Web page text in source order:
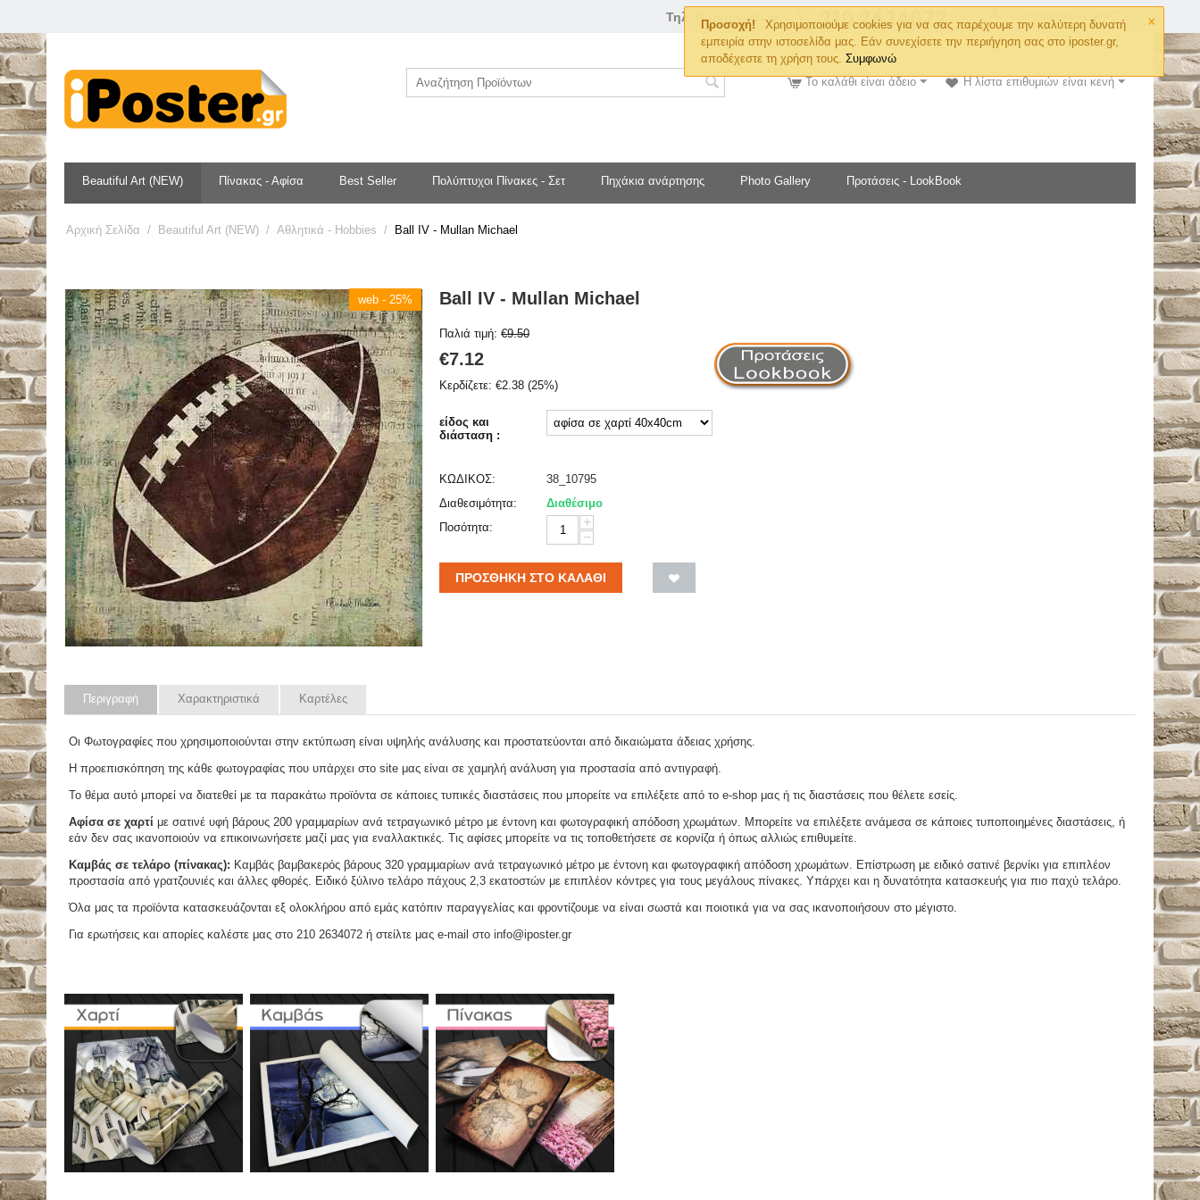
×
Προσοχή!
Χρησιμοποιούμε cookies για να σας παρέχουμε την καλύτερη δυνατή
εμπειρία στην ιστοσελίδα μας. Εάν συνεχίσετε την περιήγηση σας στο iposter.gr,
αποδέχεστε τη χρήση τους.Συμφωνώ
Τηλ. Παραγγελιών
Η λίστα επιθυμιών είναι κενή
Το καλάθι είναι άδειο
Beautiful Art (NEW) Πίνακας - Αφίσα Best Seller Πολύπτυχοι Πίνακες - Σετ Πηχάκια ανάρτησης Photo Gallery Προτάσεις - LookBook
Αρχική Σελίδα / Beautiful Art (NEW) / Αθλητικά - Hobbies / Ball IV - Mullan Michael
web - 25% Ball IV - Mullan Michael
Παλιά τιμή: €9.50
€7.12
Κερδίζετε: €2.38 (25%)
είδος και
διάσταση :
ΚΩΔΙΚΟΣ:
38_10795
Διαθεσιμότητα:
Διαθέσιμο
Ποσότητα:
+
−
ΠΡΟΣΘΉΚΗ ΣΤΟ ΚΑΛΆΘΙ
Περιγραφή Χαρακτηριστικά Καρτέλες
Οι Φωτογραφίες που χρησιμοποιούνται στην εκτύπωση είναι υψηλής ανάλυσης και προστατεύονται από δικαιώματα άδειας χρήσης.
Η προεπισκόπηση της κάθε φωτογραφίας που υπάρχει στο site μας είναι σε χαμηλή ανάλυση για προστασία από αντιγραφή.
Το θέμα αυτό μπορεί να διατεθεί με τα παρακάτω προϊόντα σε κάποιες τυπικές διαστάσεις που μπορείτε να επιλέξετε από το e-shop μας ή τις διαστάσεις που θέλετε εσείς.
Αφίσα σε χαρτί με σατινέ υφή βάρους 200 γραμμαρίων ανά τετραγωνικό μέτρο με έντονη και φωτογραφική απόδοση χρωμάτων. Μπορείτε να επιλέξετε ανάμεσα σε κάποιες τυποποιημένες διαστάσεις, ή
εάν δεν σας ικανοποιούν να επικοινωνήσετε μαζί μας για εναλλακτικές. Τις αφίσες μπορείτε να τις τοποθετήσετε σε κορνίζα ή όπως αλλιώς επιθυμείτε.
Καμβάς σε τελάρο (πίνακας): Καμβάς βαμβακερός βάρους 320 γραμμαρίων ανά τετραγωνικό μέτρο με έντονη και φωτογραφική απόδοση χρωμάτων. Επίστρωση με ειδικό σατινέ βερνίκι για επιπλέον
προστασία από γρατζουνιές και άλλες φθορές. Ειδικό ξύλινο τελάρο πάχους 2,3 εκατοστών με επιπλέον κόντρες για τους μεγάλους πίνακες. Υπάρχει και η δυνατότητα κατασκευής για πιο παχύ τελάρο.
Όλα μας τα προϊόντα κατασκευάζονται εξ ολοκλήρου από εμάς κατόπιν παραγγελίας και φροντίζουμε να είναι σωστά και ποιοτικά για να σας ικανοποιήσουν στο μέγιστο.
Για ερωτήσεις και απορίες καλέστε μας στο 210 2634072 ή στείλτε μας e-mail στο info@iposter.gr